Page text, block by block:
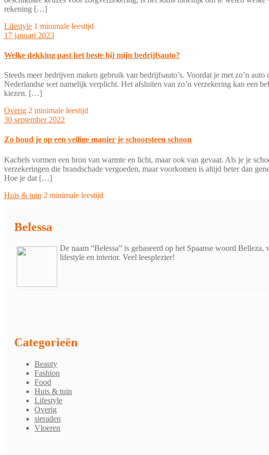
rekening […]
Lifestyle 1 minimale leestijd
17 januari 2023
Welke dekking past het beste bij mijn bedrijfsauto?
Steeds meer bedrijven maken gebruik van bedrijfsauto’s. Voordat je met zo’n
Nederlandse wet namelijk verplicht. Het afsluiten van zo’n verzekering kan een
kiezen. […]
Overig 2 minimale leestijd
30 september 2022
Zo houd je op een veilige manier je schoorsteen schoon
Kachels vormen een bron van warmte en licht, maar ook van gevaar. Als je je
verzekeringen die brandschade vergoeden, maar voorkomen is altijd beter dan
Hoe je dat […]
Huis & tuin 2 minimale leestijd
Belessa
De naam “Belessa” is gebaseerd op het Spaanse woord
lifestyle en interior. Veel leesplezier!
Categorieën
Beauty
Fashion
Food
Huis & tuin
Lifestyle
Overig
sieraden
Vloeren